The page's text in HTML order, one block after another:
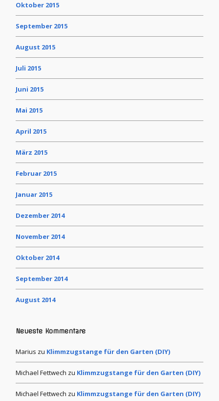
Oktober 2015
September 2015
August 2015
Juli 2015
Juni 2015
Mai 2015
April 2015
März 2015
Februar 2015
Januar 2015
Dezember 2014
November 2014
Oktober 2014
September 2014
August 2014
Neueste Kommentare
Marius zu Klimmzugstange für den Garten (DIY)
Michael Fettwech zu Klimmzugstange für den Garten (DIY)
Michael Fettwech zu Klimmzugstange für den Garten (DIY)